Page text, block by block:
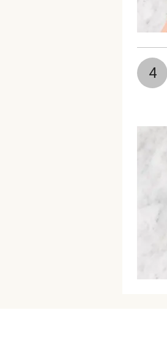
4